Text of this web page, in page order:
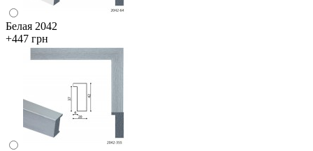
Белая 2042
+447 грн